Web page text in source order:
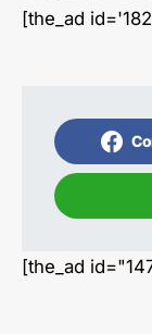
[the_ad
[the_ad